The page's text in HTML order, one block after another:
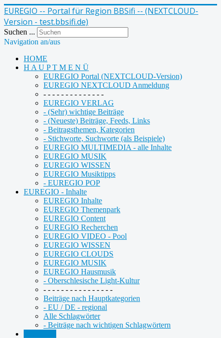
EUREGIO -- Portal für Region BBSifi -- (NEXTCLOUD-
Version - test.bbsifi.de)
Suchen ...
Navigation an/aus
HOME
H A U P T M E N Ü
EUREGIO Portal (NEXTCLOUD-Version)
EUREGIO NEXTCLOUD Anmeldung
- - - - - - - - - - - - - -
EUREGIO VERLAG
- (Sehr) wichtige Beiträge
- (Neueste) Beiträge, Feeds, Links
- Beitragsthemen, Kategorien
- Stichworte, Suchworte (als Beispiele)
EUREGIO MULTIMEDIA - alle Inhalte
EUREGIO MUSIK
EUREGIO WISSEN
EUREGIO Musiktipps
- EUREGIO POP
EUREGIO - Inhalte
EUREGIO Inhalte
EUREGIO Themenpark
EUREGIO Content
EUREGIO Recherchen
EUREGIO VIDEO - Pool
EUREGIO WISSEN
EUREGIO CLOUDS
EUREGIO MUSIK
EUREGIO Hausmusik
- Oberschlesische Light-Kultur
- - - - - - - - - - - - - - - -
Beiträge nach Hauptkategorien
- EU / DE - regional
Alle Schlagwörter
- Beiträge nach wichtigen Schlagwörtern